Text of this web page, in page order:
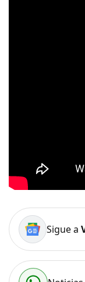
Sigue a